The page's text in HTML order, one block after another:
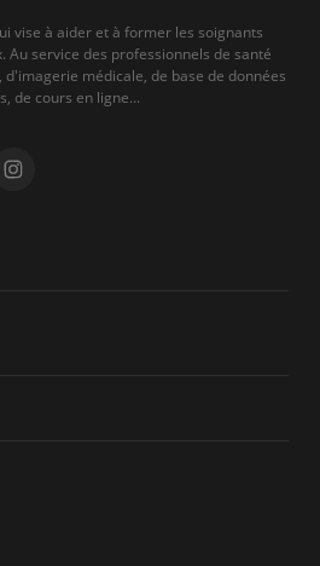
vise à aider et à former les soignants
Au service des professionnels de santé
médicale, de base de données
de cours en ligne...